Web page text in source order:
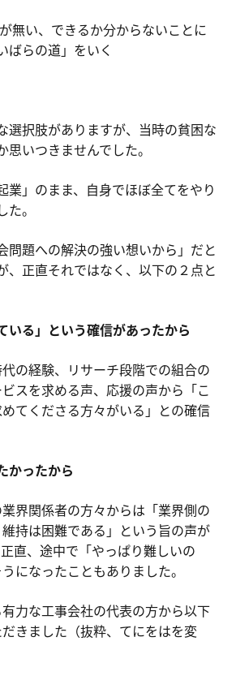
無い、できるか分からないことに
ばらの道」をいく
選択肢がありますが、当時の貧困な
いつきませんでした。
業」のまま、自身でほぼ全てをやり
。
問題への解決の強い想いから」だと
、正直それではなく、以下の２点と
いる」という確信があったから
の経験、リサーチ段階での組合の
スを求める声、応援の声から「こ
てくださる方々がいる」との確信
かったから
界関係者の方々からは「業界側の
持は困難である」という旨の声が
直、途中で「やっぱり難しいの
になったこともありました。
力な工事会社の代表の方から以下
きました（抜粋、てにをはを変